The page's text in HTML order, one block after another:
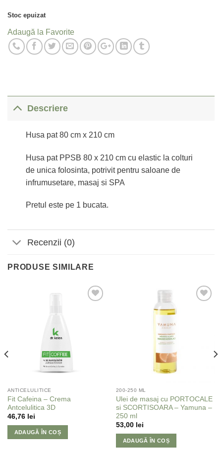
Stoc epuizat
Adaugă la Favorite
Descriere
Husa pat 80 cm x 210 cm
Husa pat PPSB 80 x 210 cm cu elastic la colturi
de unica folosinta, potrivit pentru saloane de
infrumusetare, masaj si SPA
Pretul este pe 1 bucata.
Recenzii (0)
PRODUSE SIMILARE
ANTICELULITICE
Fit Cafeina – Crema
Antcelulitica 3D
46,76 lei
ADAUGĂ ÎN COȘ
200-250 ML
Ulei de masaj cu PORTOCALE
si SCORTISOARA – Yamuna –
250 ml
53,00 lei
ADAUGĂ ÎN COȘ